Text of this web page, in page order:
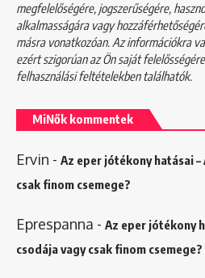
megfelelőségére, jogszerűségére,
alkalmasságára vagy
másra vonatkozóan. Az információkra
ezért szigorúan az Ön saját
felhasználási feltételekbentalálhatók.
MiNők kommentek
Ervin - Az eper jótékony hatásai
csak finom csemege?
Eprespanna - Az eper jótékony
csodája vagy csak finom csemege?